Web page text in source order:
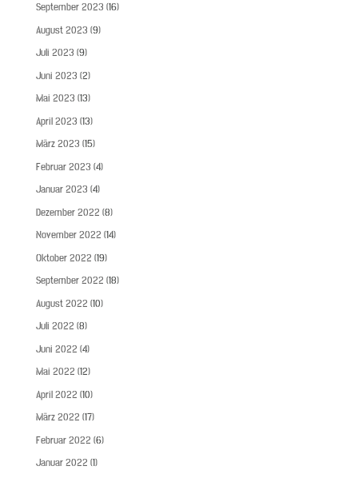
September 2023 (16)
August 2023 (9)
Juli 2023 (9)
Juni 2023 (2)
Mai 2023 (13)
April 2023 (13)
März 2023 (15)
Februar 2023 (4)
Januar 2023 (4)
Dezember 2022 (8)
November 2022 (14)
Oktober 2022 (19)
September 2022 (18)
August 2022 (10)
Juli 2022 (8)
Juni 2022 (4)
Mai 2022 (12)
April 2022 (10)
März 2022 (17)
Februar 2022 (6)
Januar 2022 (1)